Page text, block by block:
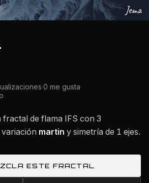
Jema
·0 me gusta·
de flama IFS con 3
martin y simetría de 1 ejes.
ESTE FRACTAL